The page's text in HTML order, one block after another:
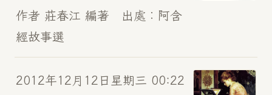
作者 莊春江 編著 出處︰阿含
經故事選
2012年12月12日星期三 00:22